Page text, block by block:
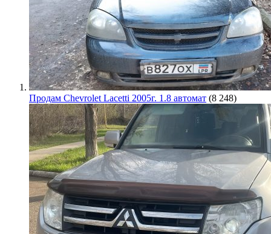
Продам Chevrolet Lacetti 2005г. 1.8 автомат (8 248)